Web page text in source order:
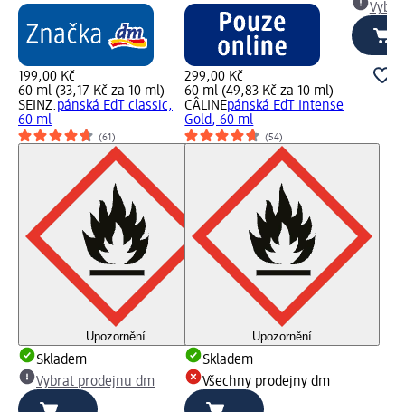
199,00 Kč
60 ml (33,17 Kč za 10 ml)
SEINZ.pánská EdT classic,
60 ml
(61)
Upozornění
Skladem
Vybrat prodejnu dm
299,00 Kč
60 ml (49,83 Kč za 10 ml)
CÂLINEpánská EdT Intense
Gold, 60 ml
(54)
Upozornění
Skladem
Všechny prodejny dm